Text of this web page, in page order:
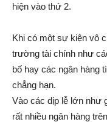
hiện vào thứ 2.
Khi có một sự kiện vô
trường tài chính như
bố hay các ngân hàng
chẳng hạn.
Vào các dịp lễ lớn như
rất nhiều ngân hàng